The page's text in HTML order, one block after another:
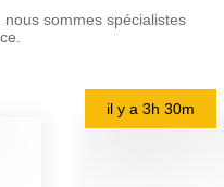
sommes spécialistes
il y a 3h 30m